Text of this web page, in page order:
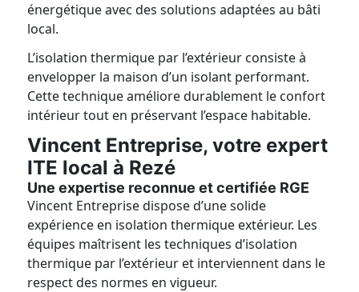
énergétique avec des solutions adaptées au bâti
local.
L’isolation thermique par l’extérieur consiste à
envelopper la maison d’un isolant performant.
Cette technique améliore durablement le confort
intérieur tout en préservant l’espace habitable.
Vincent Entreprise, votre expert
ITE local à Rezé
Une expertise reconnue et certifiée RGE
Vincent Entreprise dispose d’une solide
expérience en isolation thermique extérieur. Les
équipes maîtrisent les techniques d’isolation
thermique par l’extérieur et interviennent dans le
respect des normes en vigueur.